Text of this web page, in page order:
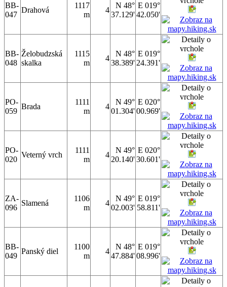
BB-
047
Drahová
1117
m
4
N 48°
37.129'
E 019°
42.050'
BB-
048
Želobudzská
skalka
1115
m
4
N 48°
38.389'
E 019°
24.391'
PO-
059
Brada
1111
m
4
N 49°
01.304'
E 020°
00.969'
PO-
020
Veterný vrch
1111
m
4
N 49°
20.140'
E 020°
30.601'
ZA-
096
Slamená
1106
m
4
N 49°
02.003'
E 019°
58.811'
BB-
049
Panský diel
1100
m
4
N 48°
47.884'
E 019°
08.996'